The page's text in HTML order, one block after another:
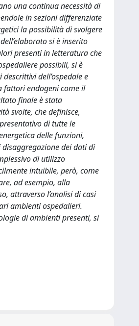
una continua necessità di
in sezioni differenziate
la possibilità di svolgere
si è inserito
presenti in letteratura che
possibili, si è
dell’ospedale e
fattori endogeni come il
finale è stata
svolte, che definisce,
di tutte le
delle funzioni,
dei dati di
di utilizzo
intuibile, però, come
ad esempio, alla
attraverso l’analisi di casi
ambienti ospedalieri.
di ambienti presenti, si